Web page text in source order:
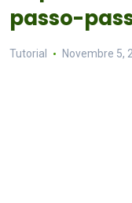
passo-
Tutorial Novembre 5,